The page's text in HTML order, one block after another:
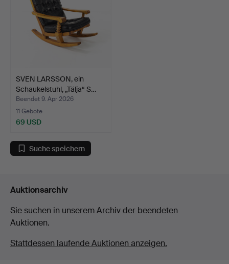
SVEN LARSSON, ein
Schaukelstuhl, „Tälja“ S…
Beendet 9. Apr 2026
11 Gebote
69 USD
Suche speichern
Auktionsarchiv
Sie suchen in unserem Archiv der beendeten
Auktionen.
Stattdessen laufende Auktionen anzeigen.